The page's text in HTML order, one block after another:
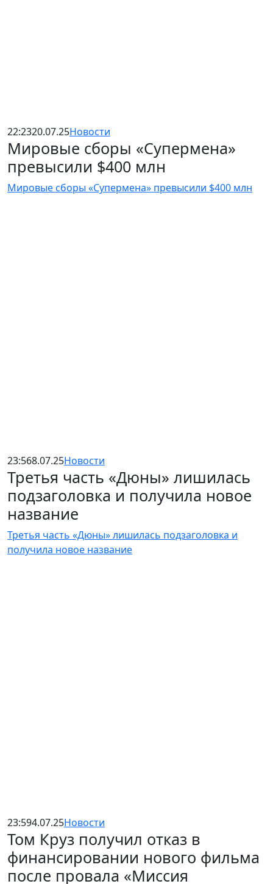
22:2320.07.25Новости
Мировые сборы «Супермена»
превысили $400 млн
Мировые сборы «Супермена» превысили $400 млн
23:568.07.25Новости
Третья часть «Дюны» лишилась
подзаголовка и получила новое
название
Третья часть «Дюны» лишилась подзаголовка и
получила новое название
23:594.07.25Новости
Том Круз получил отказ в
финансировании нового фильма
после провала «Миссия